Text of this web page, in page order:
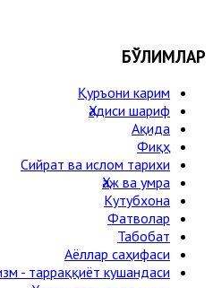
БЎЛИМЛАР
Қуръони карим
Ҳадиси шариф
Ақида
Фиқҳ
Сийрат ва ислом тарихи
Ҳаж ва умра
Кутубхона
Фатволар
Табобат
Аёллар саҳифаси
- тарраққиёт кушандаси